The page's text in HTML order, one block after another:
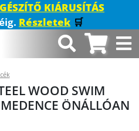
KIÁRUSÍTÁS
Részletek 🛒
WOOD SWIM
ÖNÁLLÓAN